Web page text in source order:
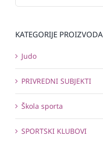
KATEGORIJE PROIZVODA
Judo
PRIVREDNI SUBJEKTI
Škola sporta
SPORTSKI KLUBOVI